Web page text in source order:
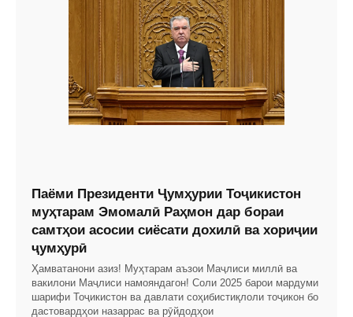
Паёми Президенти Ҷумҳурии Тоҷикистон
муҳтарам Эмомалӣ Раҳмон дар бораи
самтҳои асосии сиёсати дохилӣ ва хориҷии
ҷумҳурӣ
Ҳамватанони азиз! Муҳтарам аъзои Маҷлиси миллӣ ва
вакилони Маҷлиси намояндагон! Соли 2025 барои мардуми
шарифи Тоҷикистон ва давлати соҳибистиқлоли тоҷикон бо
дастовардҳои назаррас ва рӯйдодҳои